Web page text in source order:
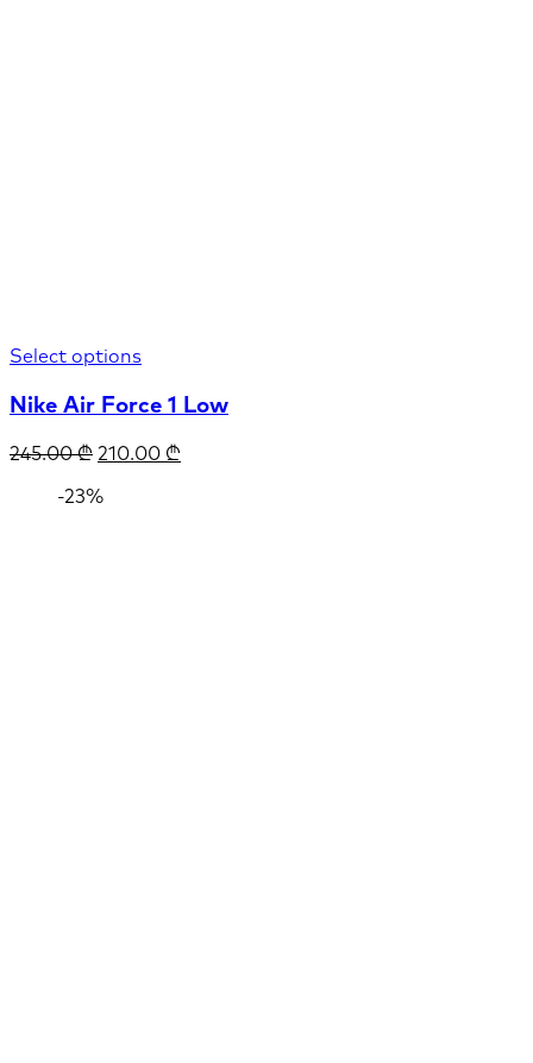
Select options
Nike Air Force 1 Low
245.00₾ 210.00 ₾
-23%